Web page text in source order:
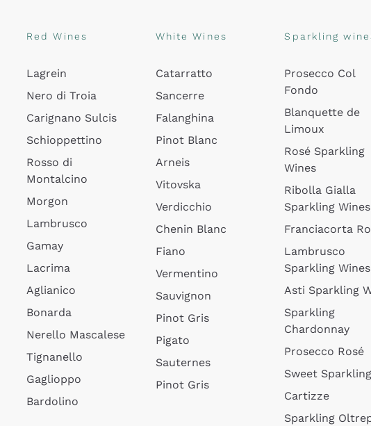
Red Wines
Lagrein
Nero di Troia
Carignano Sulcis
Schioppettino
Rosso di
Montalcino
Morgon
Lambrusco
Gamay
Lacrima
Aglianico
Bonarda
Nerello Mascalese
Tignanello
Gaglioppo
Bardolino
White Wines
Catarratto
Sancerre
Falanghina
Pinot Blanc
Arneis
Vitovska
Verdicchio
Chenin Blanc
Fiano
Vermentino
Sauvignon
Pinot Gris
Pigato
Sauternes
Pinot Gris
Sparkling
Prosecco Col
Fondo
Blanquette de
Limoux
Rosé Sparkling
Wines
Ribolla Gialla
Sparkling Wines
Franciacorta
Lambrusco
Sparkling Wines
Asti Sparkling
Sparkling
Chardonnay
Prosecco Rosé
Sweet Sparkling
Cartizze
Sparkling